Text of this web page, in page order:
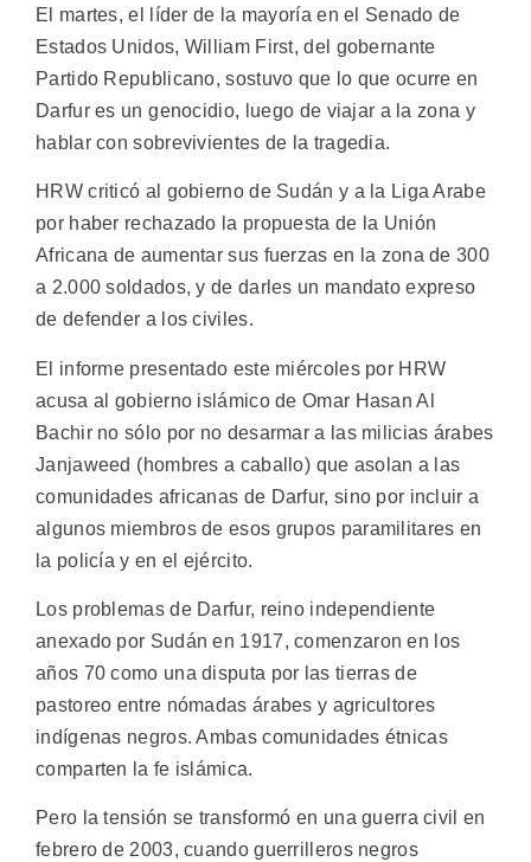
El martes, el líder de la mayoría en el Senado de
Estados Unidos, William First, del gobernante
Partido Republicano, sostuvo que lo que ocurre en
Darfur es un genocidio, luego de viajar a la zona y
hablar con sobrevivientes de la tragedia.
HRW criticó al gobierno de Sudán y a la Liga Arabe
por haber rechazado la propuesta de la Unión
Africana de aumentar sus fuerzas en la zona de 300
a 2.000 soldados, y de darles un mandato expreso
de defender a los civiles.
El informe presentado este miércoles por HRW
acusa al gobierno islámico de Omar Hasan Al
Bachir no sólo por no desarmar a las milicias árabes
Janjaweed (hombres a caballo) que asolan a las
comunidades africanas de Darfur, sino por incluir a
algunos miembros de esos grupos paramilitares en
la policía y en el ejército.
Los problemas de Darfur, reino independiente
anexado por Sudán en 1917, comenzaron en los
años 70 como una disputa por las tierras de
pastoreo entre nómadas árabes y agricultores
indígenas negros. Ambas comunidades étnicas
comparten la fe islámica.
Pero la tensión se transformó en una guerra civil en
febrero de 2003, cuando guerrilleros negros